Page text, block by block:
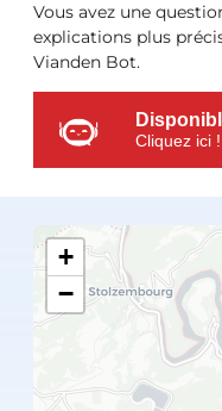
Vous avez une
explications plus
Vianden Bot.
Cliquez ici !
+
−